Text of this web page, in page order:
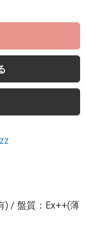
) / 盤質：Ex++(薄